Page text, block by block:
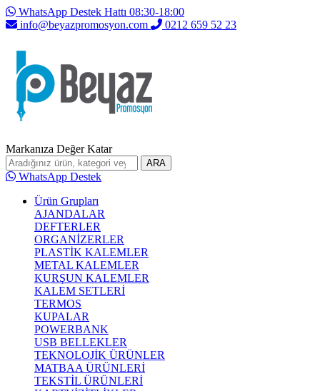
WhatsApp Destek Hattı 08:30-18:00
info@beyazpromosyon.com
0212 659 52 23
Markanıza Değer Katar
ARA
WhatsApp Destek
Ürün Grupları
AJANDALAR
DEFTERLER
ORGANİZERLER
PLASTİK KALEMLER
METAL KALEMLER
KURŞUN KALEMLER
KALEM SETLERİ
TERMOS
KUPALAR
POWERBANK
USB BELLEKLER
TEKNOLOJİK ÜRÜNLER
MATBAA ÜRÜNLERİ
TEKSTİL ÜRÜNLERİ